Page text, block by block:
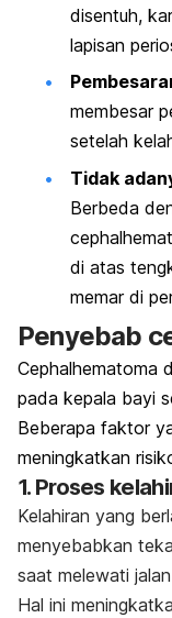
disentuh,
lapisan
membesar
setelah
Tidak
Berbeda
di atas
memar di
Penyebab
Cephalhematoma
pada kepala bayi
Beberapa faktor
meningkatkan
1. Proses
Kelahiran yang
menyebabkan
saat melewati jalan
Hal ini